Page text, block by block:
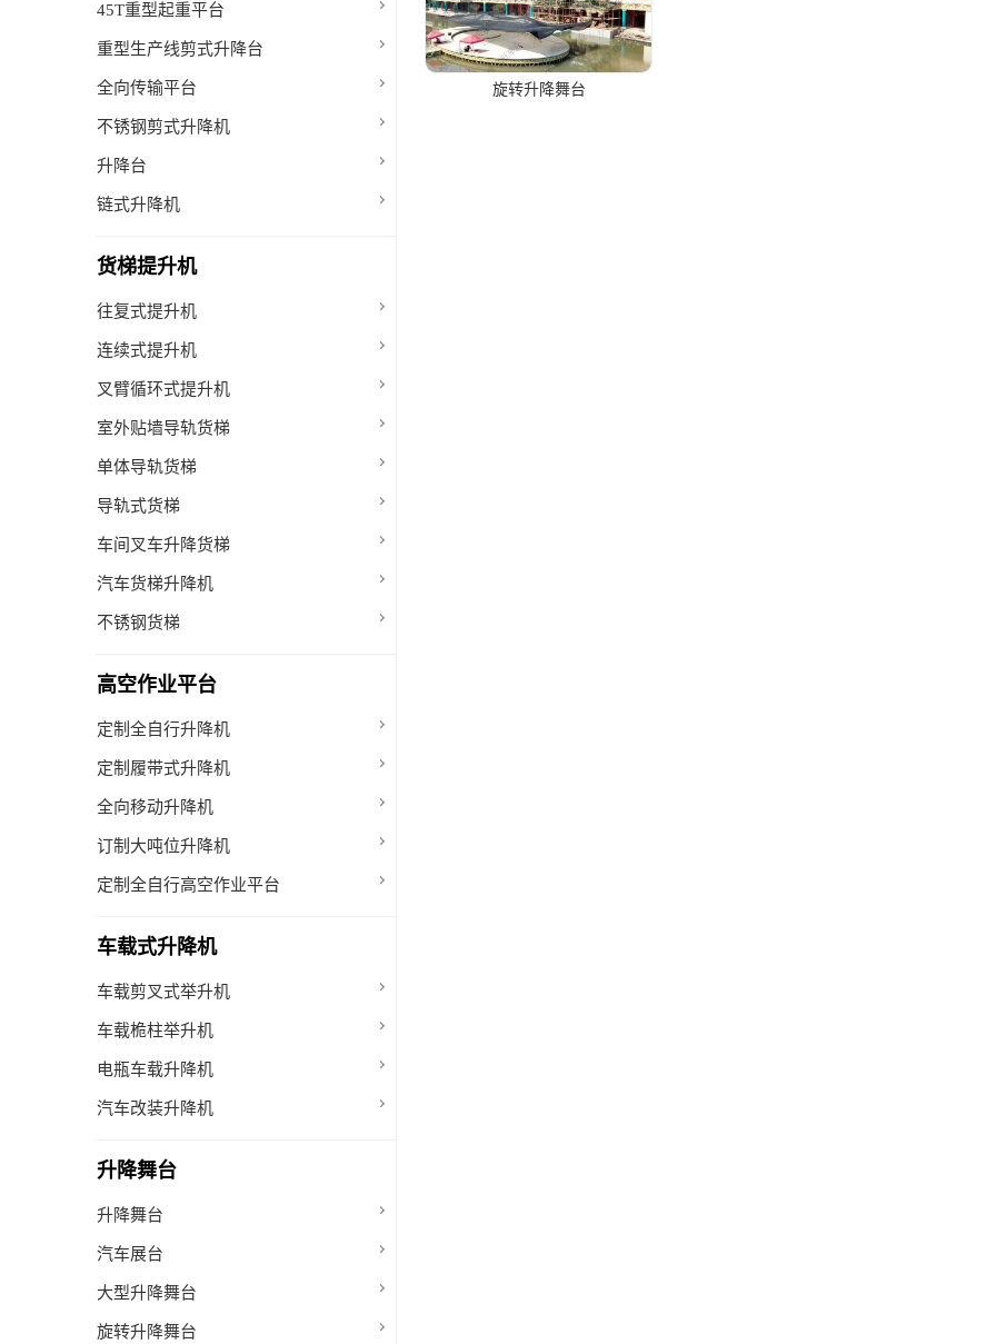
45T重型起重平台
重型生产线剪式升降台
全向传输平台
不锈钢剪式升降机
升降台
链式升降机
货梯提升机
往复式提升机
连续式提升机
叉臂循环式提升机
室外贴墙导轨货梯
单体导轨货梯
导轨式货梯
车间叉车升降货梯
汽车货梯升降机
不锈钢货梯
高空作业平台
定制全自行升降机
定制履带式升降机
全向移动升降机
订制大吨位升降机
定制全自行高空作业平台
车载式升降机
车载剪叉式举升机
车载桅柱举升机
电瓶车载升降机
汽车改装升降机
升降舞台
升降舞台
汽车展台
大型升降舞台
旋转升降舞台
旋转升降舞台